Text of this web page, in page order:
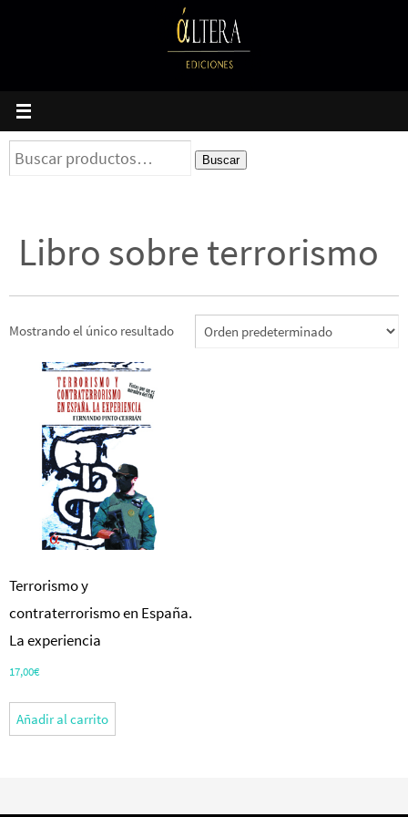
Buscar
por:
Buscar
Libro sobre terrorismo
Mostrando el único resultado
Terrorismo y
contraterrorismo en España.
La experiencia
17,00€
Añadir al carrito